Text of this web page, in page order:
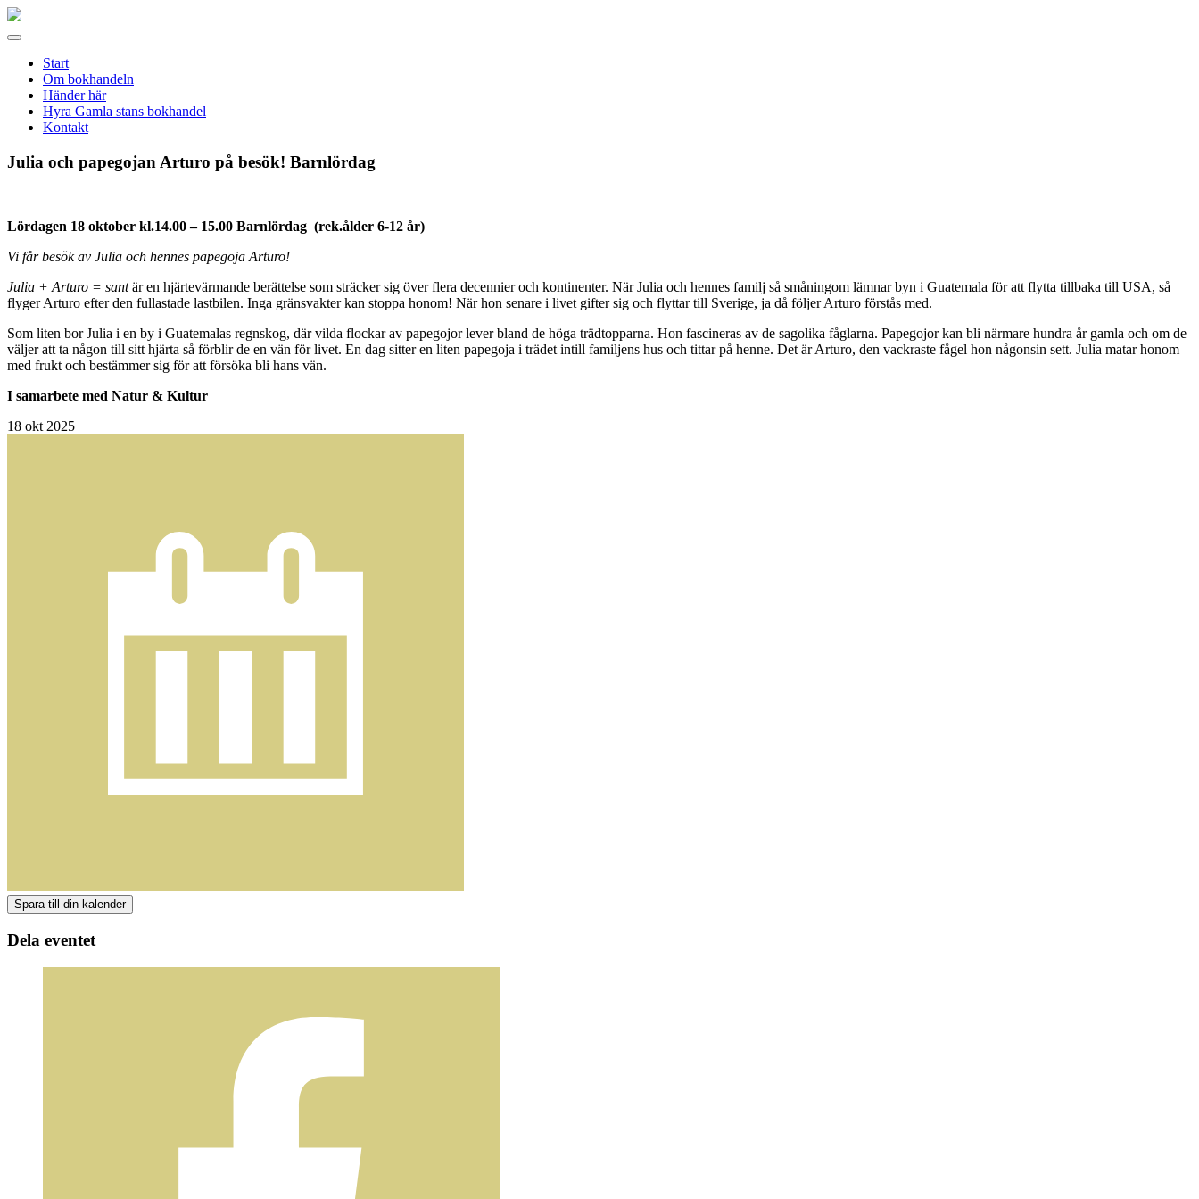
Gamla
Meny
Start
Om bokhandeln
Händer här
Hyra Gamla stans bokhandel
Kontakt
Julia och papegojan Arturo på besök! Barnlördag
Lördagen 18 oktober kl.14.00 – 15.00 Barnlördag (rek.ålder 6-12 år)
Vi får besök av Julia och hennes papegoja Arturo!
Julia + Arturo = santär en hjärtevärmande berättelse som sträcker sig över flera decennier och kontinenter. När Julia och hennes familj så småningom lämnar byn i Guatemala för att flytta tillbaka till USA, så
flyger Arturo efter den fullastade lastbilen. Inga gränsvakter kan stoppa honom! När hon senare i livet gifter sig och flyttar till Sverige, ja då följer Arturo förstås med.
Som liten bor Julia i en by i Guatemalas regnskog, där vilda flockar av papegojor lever bland de höga trädtopparna. Hon fascineras av de sagolika fåglarna. Papegojor kan bli närmare hundra år gamla och om de
väljer att ta någon till sitt hjärta så förblir de en vän för livet. En dag sitter en liten papegoja i trädet intill familjens hus och tittar på henne. Det är Arturo, den vackraste fågel hon någonsin sett. Julia matar honom
med frukt och bestämmer sig för att försöka bli hans vän.
I samarbete med Natur & Kultur
18 okt 2025
Dela eventet